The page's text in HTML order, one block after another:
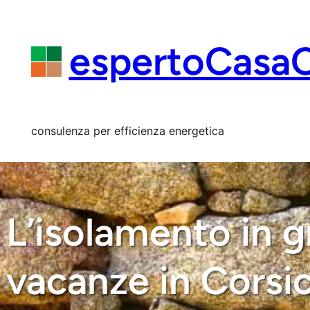
consulenza per efficienza energetica
L’isolamento in
vacanze in